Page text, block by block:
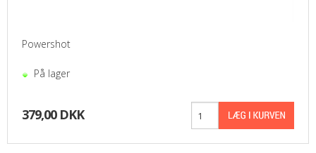
Powershot
På lager
379,00 DKK